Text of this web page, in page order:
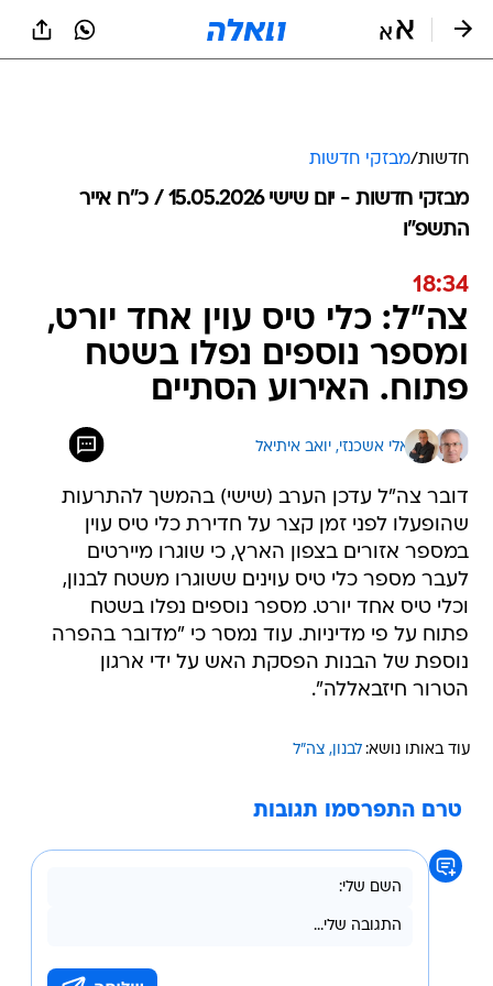
חדשות/מבזקי חדשות
מבזקי חדשות - יום שישי 15.05.2026 / כ״ח אייר
התשפ"ו
18:34
צה"ל: כלי טיס עוין אחד יורט,
ומספר נוספים נפלו בשטח
פתוח. האירוע הסתיים
אלי אשכנזי, יואב איתיאל
דובר צה"ל עדכן הערב (שישי) בהמשך להתרעות
שהופעלו לפני זמן קצר על חדירת כלי טיס עוין
במספר אזורים בצפון הארץ, כי שוגרו מיירטים
לעבר מספר כלי טיס עוינים ששוגרו משטח לבנון,
וכלי טיס אחד יורט. מספר נוספים נפלו בשטח
פתוח על פי מדיניות. עוד נמסר כי "מדובר בהפרה
נוספת של הבנות הפסקת האש על ידי ארגון
הטרור חיזבאללה".
עוד באותו נושא: לבנון צה"ל
טרם התפרסמו תגובות